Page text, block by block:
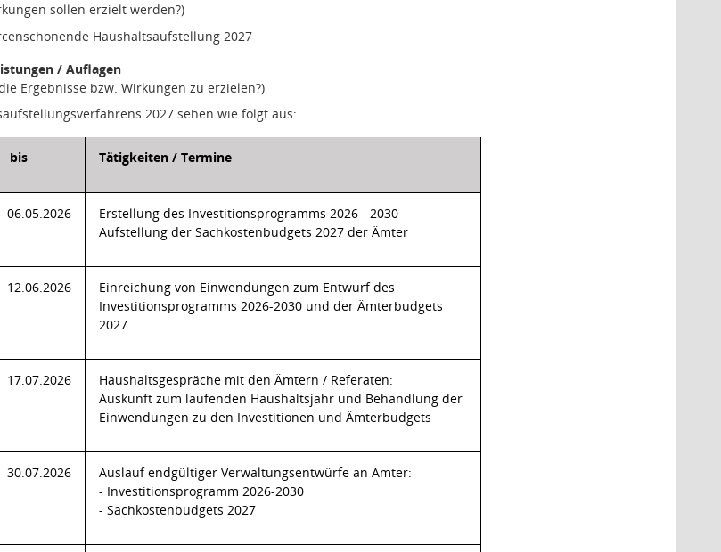
sollen erzielt werden?)
Haushaltsaufstellung 2027
/ Auflagen
Ergebnisse bzw. Wirkungen zu erzielen?)
2027 sehen wie folgt aus:
bis Tätigkeiten / Termine
06.05.2026
Erstellung des Investitionsprogramms 2026 - 2030
Aufstellung der Sachkostenbudgets 2027 der Ämter
12.06.2026
Einreichung von Einwendungen zum Entwurf des
Investitionsprogramms 2026-2030 und der Ämterbudgets
2027
17.07.2026
Haushaltsgespräche mit den Ämtern / Referaten:
Auskunft zum laufenden Haushaltsjahr und Behandlung der
Einwendungen zu den Investitionen und Ämterbudgets
30.07.2026
Auslauf endgültiger Verwaltungsentwürfe an Ämter:
- Investitionsprogramm 2026-2030
- Sachkostenbudgets 2027